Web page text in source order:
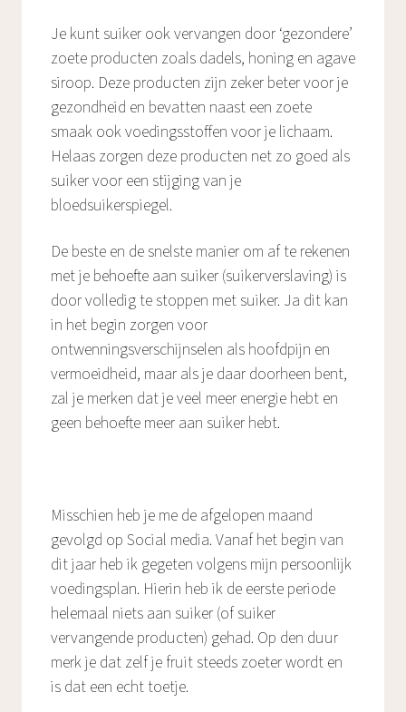
Je kunt suiker ook vervangen door ‘gezondere’
zoete producten zoals dadels, honing en agave
siroop. Deze producten zijn zeker beter voor je
gezondheid en bevatten naast een zoete
smaak ook voedingsstoffen voor je lichaam.
Helaas zorgen deze producten net zo goed als
suiker voor een stijging van je
bloedsuikerspiegel.
De beste en de snelste manier om af te rekenen
met je behoefte aan suiker (suikerverslaving) is
door volledig te stoppen met suiker. Ja dit kan
in het begin zorgen voor
ontwenningsverschijnselen als hoofdpijn en
vermoeidheid, maar als je daar doorheen bent,
zal je merken dat je veel meer energie hebt en
geen behoefte meer aan suiker hebt.
Misschien heb je me de afgelopen maand
gevolgd op Social media. Vanaf het begin van
dit jaar heb ik gegeten volgens mijn persoonlijk
voedingsplan. Hierin heb ik de eerste periode
helemaal niets aan suiker (of suiker
vervangende producten) gehad. Op den duur
merk je dat zelf je fruit steeds zoeter wordt en
is dat een echt toetje.